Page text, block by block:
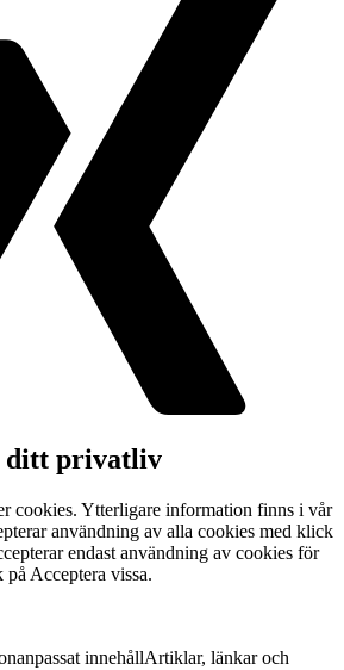
ditt privatliv
cookies. Ytterligare information finns i vår
användning av alla cookies med klick
endast användning av cookies för
Acceptera vissa.
innehållArtiklar, länkar och